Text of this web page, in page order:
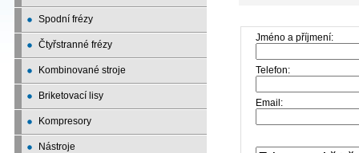
Spodní frézy
Čtyřstranné frézy
Kombinované stroje
Briketovací lisy
Kompresory
Nástroje
Jméno a příjmení:
Telefon:
Email: